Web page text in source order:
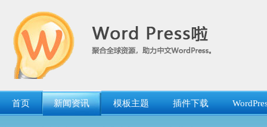
首页 新闻资讯 模板主题 插件下载